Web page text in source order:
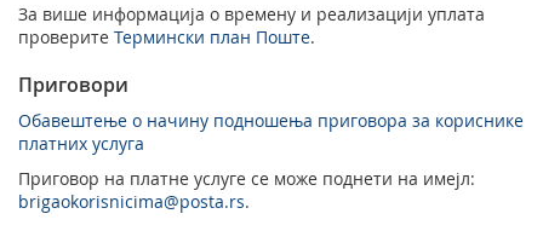
За више информација о времену и реализацији уплата
проверите Термински план Поште.
Приговори
Обавештење о начину подношења приговора за кориснике
платних услуга
Приговор на платне услуге се може поднети на имејл:
brigaokorisnicima@posta.rs.